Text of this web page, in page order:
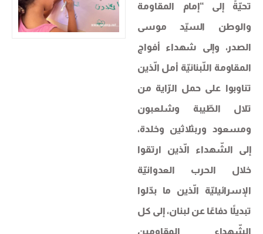
تحيّةً إلى “إمام المقاومة
والوطن السيّد ​موسى
الصدر​، وإلى شهداء أفواج
المقاومة اللّبنانيّة أمل الّذين
تناوبوا على حمل الرّاية من
تلال الطّيبة وشلعبون
ومسعود وربثلاثين وخلدة،
إلى الشّهداء الّذين ارتقوا
خلال الحرب العدوانيّة
الإسرائيليّة الّذين ما بدّلوا
تبديلًا دفاعًا عن ​لبنان​، إلى كل
الشّهداء المقاومين